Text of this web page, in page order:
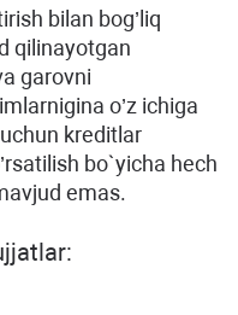
bilan bog’liq
qilinayotgan
garovni
o’z ichiga
kreditlar
bo`yicha hech
emas.